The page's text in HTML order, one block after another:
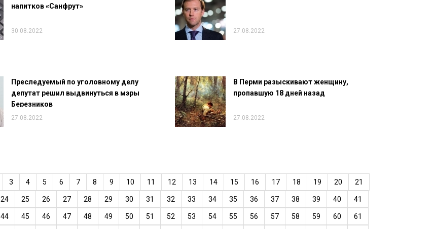
напитков «Санфрут»
30.08.2022 27.08.2022
Преследуемый по уголовному делу
депутат решил выдвинуться в мэры
Березников
27.08.2022
В Перми разыскивают женщину,
пропавшую 18 дней назад
27.08.2022
3 4 5 6 7 8 9 10 11 12 13 14 15 16 17 18 19 20 21
24 25 26 27 28 29 30 31 32 33 34 35 36 37 38 39 40 41
44 45 46 47 48 49 50 51 52 53 54 55 56 57 58 59 60 61